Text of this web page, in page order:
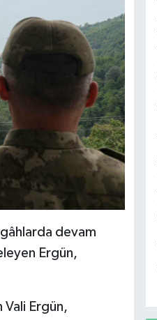
devam
Ergün,
Vali Ergün,